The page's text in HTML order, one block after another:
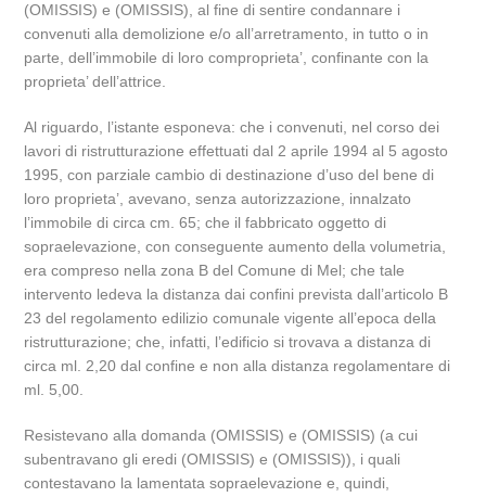
(OMISSIS) e (OMISSIS), al fine di sentire condannare i
convenuti alla demolizione e/o all’arretramento, in tutto o in
parte, dell’immobile di loro comproprieta’, confinante con la
proprieta’ dell’attrice.
Al riguardo, l’istante esponeva: che i convenuti, nel corso dei
lavori di ristrutturazione effettuati dal 2 aprile 1994 al 5 agosto
1995, con parziale cambio di destinazione d’uso del bene di
loro proprieta’, avevano, senza autorizzazione, innalzato
l’immobile di circa cm. 65; che il fabbricato oggetto di
sopraelevazione, con conseguente aumento della volumetria,
era compreso nella zona B del Comune di Mel; che tale
intervento ledeva la distanza dai confini prevista dall’articolo B
23 del regolamento edilizio comunale vigente all’epoca della
ristrutturazione; che, infatti, l’edificio si trovava a distanza di
circa ml. 2,20 dal confine e non alla distanza regolamentare di
ml. 5,00.
Resistevano alla domanda (OMISSIS) e (OMISSIS) (a cui
subentravano gli eredi (OMISSIS) e (OMISSIS)), i quali
contestavano la lamentata sopraelevazione e, quindi,